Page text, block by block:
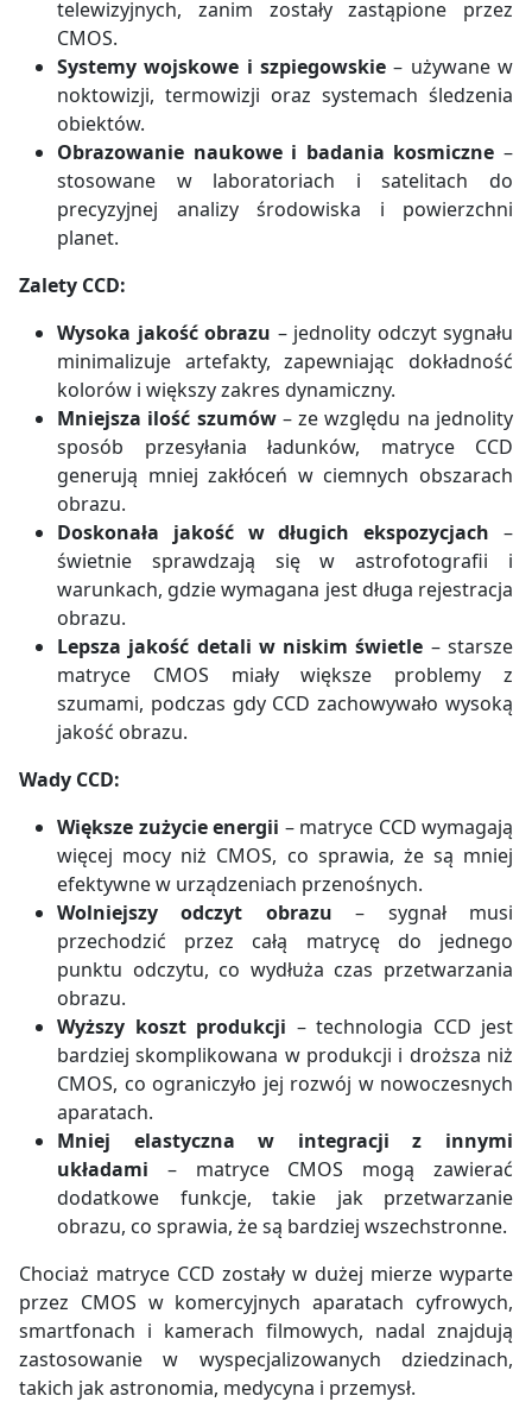
telewizyjnych, zanim zostały zastąpione przez
CMOS.
Systemy wojskowe i szpiegowskie – używane w
noktowizji, termowizji oraz systemach śledzenia
obiektów.
Obrazowanie naukowe i badania kosmiczne –
stosowane w laboratoriach i satelitach do
precyzyjnej analizy środowiska i powierzchni
planet.
Zalety CCD:
Wysoka jakość obrazu – jednolity odczyt sygnału
minimalizuje artefakty, zapewniając dokładność
kolorów i większy zakres dynamiczny.
Mniejsza ilość szumów– ze względu na jednolity
sposób przesyłania ładunków, matryce CCD
generują mniej zakłóceń w ciemnych obszarach
obrazu.
Doskonała jakość w długich ekspozycjach –
świetnie sprawdzają się w astrofotografii i
warunkach, gdzie wymagana jest długa rejestracja
obrazu.
Lepsza jakość detali w niskim świetle – starsze
matryce CMOS miały większe problemy z
szumami, podczas gdy CCD zachowywało wysoką
jakość obrazu.
Wady CCD:
Większe zużycie energii – matryce CCD wymagają
więcej mocy niż CMOS, co sprawia, że są mniej
efektywne w urządzeniach przenośnych.
Wolniejszy odczyt obrazu – sygnał musi
przechodzić przez całą matrycę do jednego
punktu odczytu, co wydłuża czas przetwarzania
obrazu.
Wyższy koszt produkcji – technologia CCD jest
bardziej skomplikowana w produkcji i droższa niż
CMOS, co ograniczyło jej rozwój w nowoczesnych
aparatach.
Mniej elastyczna w integracji z innymi
układami – matryce CMOS mogą zawierać
dodatkowe funkcje, takie jak przetwarzanie
obrazu, co sprawia, że są bardziej wszechstronne.
Chociaż matryce CCD zostały w dużej mierze wyparte
przez CMOS w komercyjnych aparatach cyfrowych,
smartfonach i kamerach filmowych, nadal znajdują
zastosowanie w wyspecjalizowanych dziedzinach,
takich jak astronomia, medycyna i przemysł.